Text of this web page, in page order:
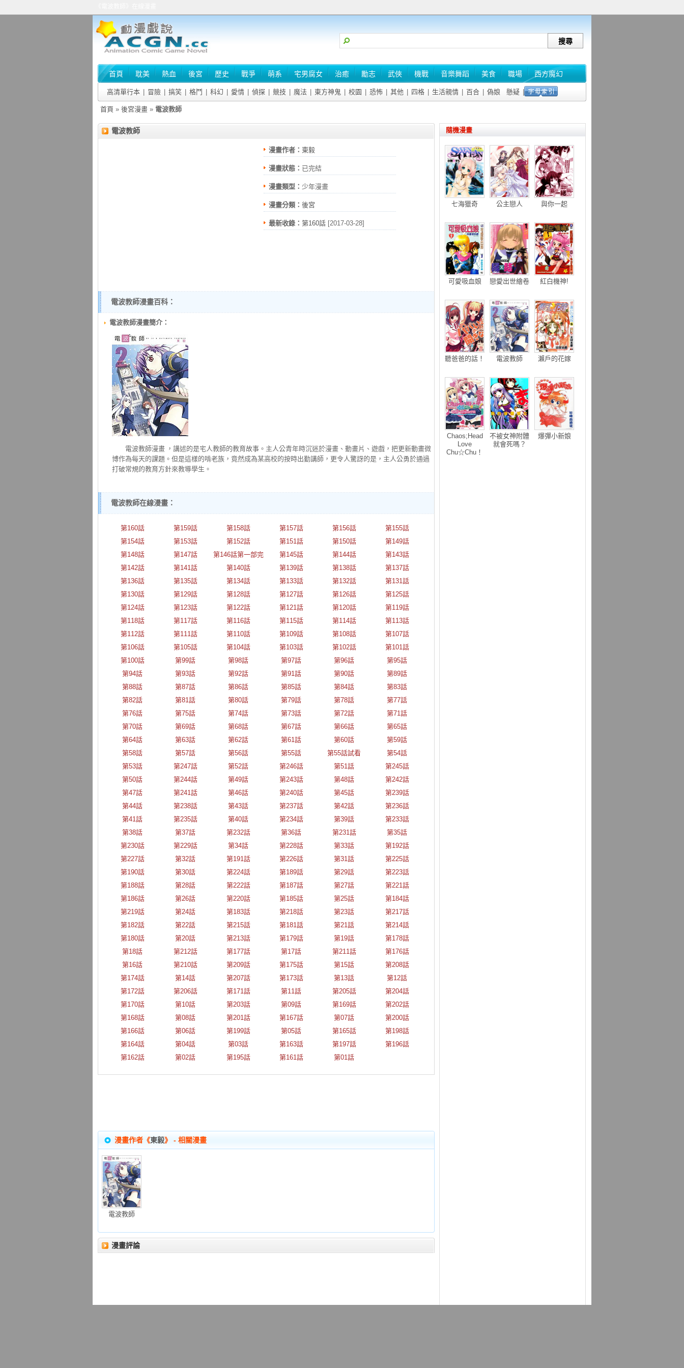
首頁 耽美 熱血 後宮 歷史 戰爭 萌系 宅男腐女 治癒 勵志 武俠 機戰 音樂舞蹈 美食 職場 西方魔幻
高清單行本 冒險 搞笑 格鬥 科幻 愛情 偵探 競技 魔法 東方神鬼 校園 恐怖 其他 四格 生活親情 百合 偽娘 懸疑
首頁 » 後宮漫畫 » 電波教師
電波教師
漫畫作者： 東毅
漫畫狀態： 已完結
漫畫類型： 少年漫畫
漫畫分類： 後宮
最新收錄： 第160話 [2017-03-28]
電波教師漫畫百科：
電波教師漫畫簡介：
電波教師漫畫 ，講述的是宅人教師的教育故事。主人公青年時沉迷於漫畫、動畫片、遊戲，把更新動畫微
博作為每天的課題。但是這樣的啃老族，竟然成為某高校的按時出勤講師，更令人驚訝的是，主人公勇於通過
打破常規的教育方針來教導學生。
電波教師在線漫畫：
第160話 第159話 第158話 第157話 第156話
第155話
第154話
第153話 第152話 第151話 第150話
第149話
第148話
第147話 第146話第一部完 第145話 第144話
第143話
第142話
第141話 第140話 第139話 第138話
第137話
第136話
第135話 第134話 第133話 第132話
第131話
第130話
第129話 第128話 第127話 第126話
第125話
第124話
第123話 第122話 第121話 第120話
第119話
第118話
第117話 第116話 第115話 第114話
第113話
第112話
第111話 第110話 第109話 第108話
第107話
第106話
第105話 第104話 第103話 第102話
第101話
第100話
第99話 第98話 第97話 第96話
第95話
第94話
第93話 第92話 第91話 第90話
第89話
第88話
第87話 第86話 第85話 第84話
第83話
第82話
第81話 第80話 第79話 第78話
第77話
第76話
第75話 第74話 第73話 第72話
第71話
第70話
第69話 第68話 第67話 第66話
第65話
第64話
第63話 第62話 第61話 第60話
第59話
第58話
第57話 第56話 第55話 第55話試看
第54話
第53話
第247話 第52話 第246話 第51話
第245話
第50話
第244話 第49話 第243話 第48話
第242話
第47話
第241話 第46話 第240話 第45話
第239話
第44話
第238話 第43話 第237話 第42話
第236話
第41話
第235話 第40話 第234話 第39話
第233話
第38話
第37話 第232話 第36話 第231話
第35話
第230話
第229話 第34話 第228話 第33話
第192話
第227話
第32話 第191話 第226話 第31話
第225話
第190話
第30話 第224話 第189話 第29話
第223話
第188話
第28話 第222話 第187話 第27話
第221話
第186話
第26話 第220話 第185話 第25話
第184話
第219話
第24話 第183話 第218話 第23話
第217話
第182話
第22話 第215話 第181話 第21話
第214話
第180話
第20話 第213話 第179話 第19話
第178話
第18話
第212話 第177話 第17話 第211話
第176話
第16話
第210話 第209話 第175話 第15話
第208話
第174話
第14話 第207話 第173話 第13話
第12話
第172話
第206話 第171話 第11話 第205話
第204話
第170話
第10話 第203話 第09話 第169話
第202話
第168話
第08話 第201話 第167話 第07話
第200話
第166話
第06話 第199話 第05話 第165話
第198話
第164話
第04話 第03話 第163話 第197話
第196話
第162話
第02話 第195話 第161話 第01話
漫畫作者《東毅》 - 相關漫畫
電波教師
漫畫評論
隨機漫畫
七海獵奇 公主戀人 與你一起
可愛吸血娘 戀愛出世繪卷 紅白機神!
聽爸爸的話！ 電波教師 瀨戶的花嫁
Chaos;Head
Love
Chu☆Chu！
不被女神附體
就會死嗎？
爆彈小新娘